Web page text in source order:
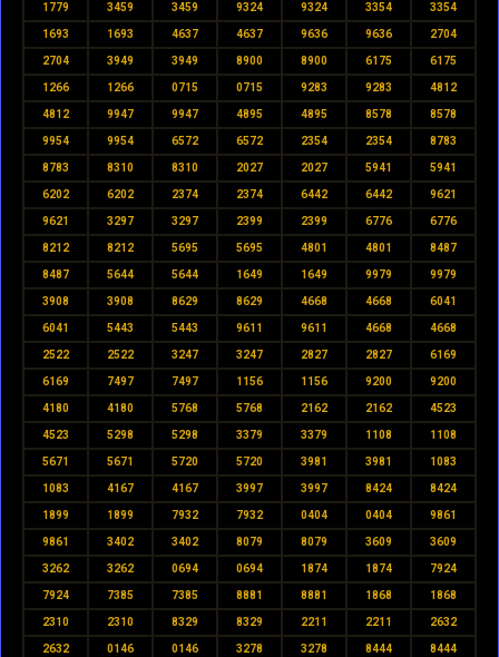
1779 3459 3459 9324 9324 3354 3354
1693 1693 4637 4637 9636 9636 2704
2704 3949 3949 8900 8900 6175 6175
1266 1266 0715 0715 9283 9283 4812
4812 9947 9947 4895 4895 8578 8578
9954 9954 6572 6572 2354 2354 8783
8783 8310 8310 2027 2027 5941 5941
6202 6202 2374 2374 6442 6442 9621
9621 3297 3297 2399 2399 6776 6776
8212 8212 5695 5695 4801 4801 8487
8487 5644 5644 1649 1649 9979 9979
3908 3908 8629 8629 4668 4668 6041
6041 5443 5443 9611 9611 4668 4668
2522 2522 3247 3247 2827 2827 6169
6169 7497 7497 1156 1156 9200 9200
4180 4180 5768 5768 2162 2162 4523
4523 5298 5298 3379 3379 1108 1108
5671 5671 5720 5720 3981 3981 1083
1083 4167 4167 3997 3997 8424 8424
1899 1899 7932 7932 0404 0404 9861
9861 3402 3402 8079 8079 3609 3609
3262 3262 0694 0694 1874 1874 7924
7924 7385 7385 8881 8881 1868 1868
2310 2310 8329 8329 2211 2211 2632
2632 0146 0146 3278 3278 8444 8444